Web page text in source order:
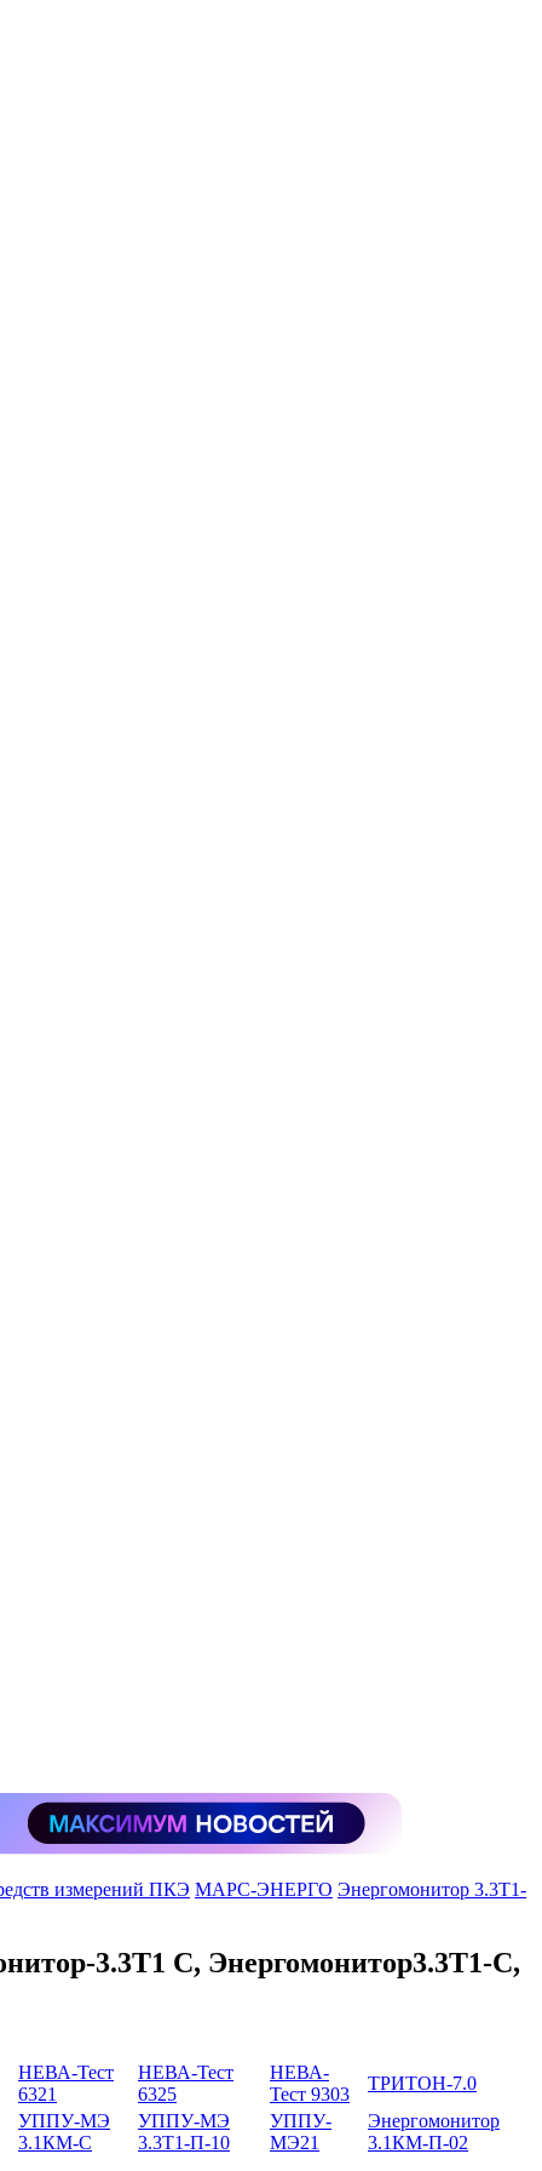
измерений ПКЭ МАРС-ЭНЕРГО Энергомонитор 3.3T1-
3.3T1 C, Энергомонитор3.3T1-C,
НЕВА-Тест
6321
НЕВА-Тест
6325
НЕВА-
Тест 9303
ТРИТОН-7.0
УППУ-МЭ
3.1КМ-С
УППУ-МЭ
3.3Т1-П-10
УППУ-
МЭ21
Энергомонитор
3.1КМ-П-02